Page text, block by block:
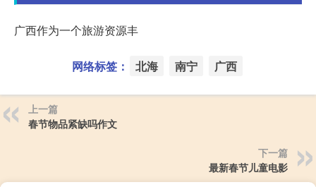
广西作为一个旅游资源丰
网络标签： 北海 南宁 广西
上一篇
春节物品紧缺吗作文
下一篇
最新春节儿童电影